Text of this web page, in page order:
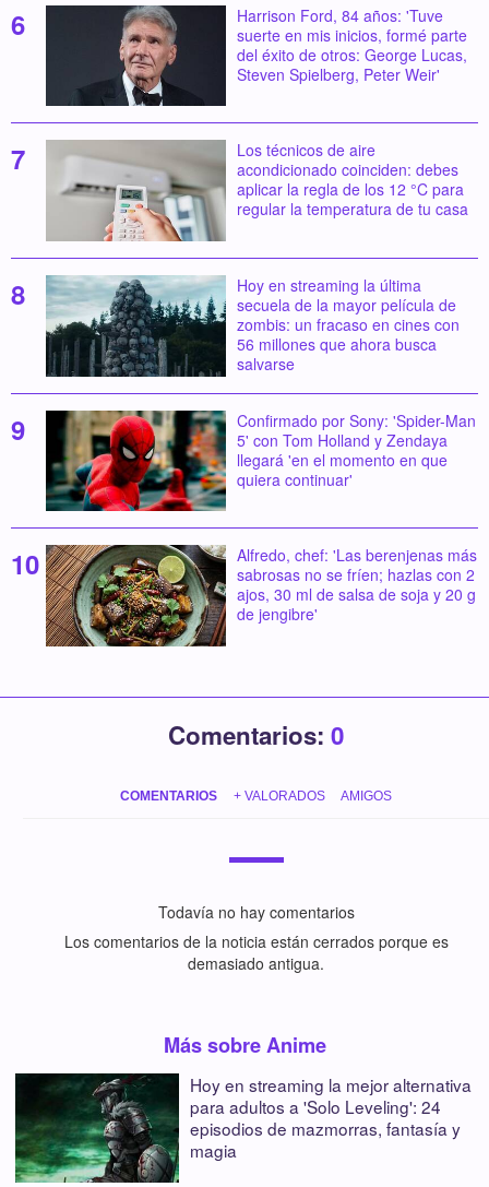
Harrison Ford, 84 años: 'Tuve
suerte en mis inicios, formé parte
del éxito de otros: George Lucas,
Steven Spielberg, Peter Weir'
Los técnicos de aire
acondicionado coinciden: debes
aplicar la regla de los 12 °C para
regular la temperatura de tu casa
Hoy en streaming la última
secuela de la mayor película de
zombis: un fracaso en cines con
56 millones que ahora busca
salvarse
Confirmado por Sony: 'Spider-Man
5' con Tom Holland y Zendaya
llegará 'en el momento en que
quiera continuar'
Alfredo, chef: 'Las berenjenas más
sabrosas no se fríen; hazlas con 2
ajos, 30 ml de salsa de soja y 20 g
de jengibre'
Comentarios: 0
COMENTARIOS + VALORADOS AMIGOS
Todavía no hay comentarios
Los comentarios de la noticia están cerrados porque es
demasiado antigua.
Más sobre Anime
Hoy en streaming la mejor alternativa
para adultos a 'Solo Leveling': 24
episodios de mazmorras, fantasía y
magia